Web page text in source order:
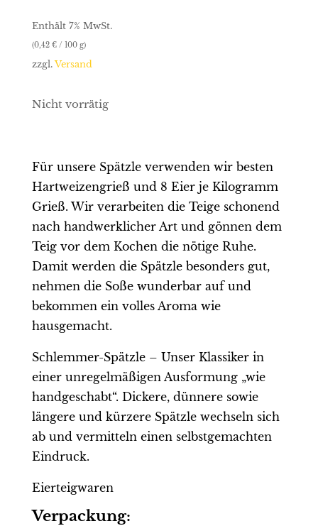
Enthält 7% MwSt.
(0,42 €/ 100 g)
zzgl.Versand
Nicht vorrätig
Für unsere Spätzle verwenden wir besten
Hartweizengrieß und 8 Eier je Kilogramm
Grieß. Wir verarbeiten die Teige schonend
nach handwerklicher Art und gönnen dem
Teig vor dem Kochen die nötige Ruhe.
Damit werden die Spätzle besonders gut,
nehmen die Soße wunderbar auf und
bekommen ein volles Aroma wie
hausgemacht.
Schlemmer-Spätzle – Unser Klassiker in
einer unregelmäßigen Ausformung „wie
handgeschabt“. Dickere, dünnere sowie
längere und kürzere Spätzle wechseln sich
ab und vermitteln einen selbstgemachten
Eindruck.
Eierteigwaren
Verpackung: